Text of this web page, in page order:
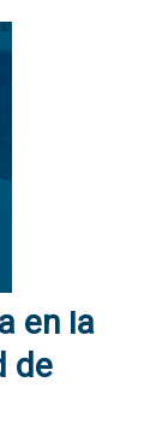
en la
de